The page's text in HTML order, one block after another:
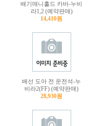
배기매니홀드 카바-누비
라1,2 (예약판매)
14,410원
배선 도아 전 운전석-누
비라2(FF) (예약판매)
28,930원